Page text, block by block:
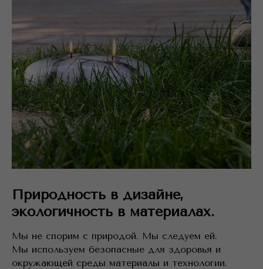
Природность в дизайне,
экологичность в материалах.
Мы не спорим с природой. Мы следуем ей.
Мы используем безопасные для здоровья и
окружающей среды материалы и технологии.